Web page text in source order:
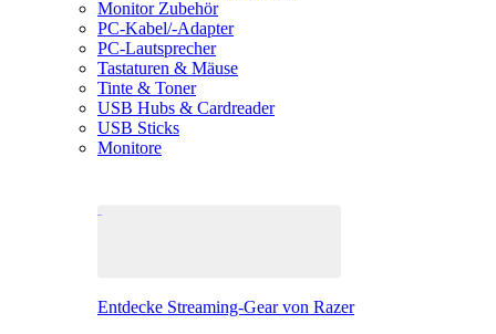
Monitor Zubehör
PC-Kabel/-Adapter
PC-Lautsprecher
Tastaturen & Mäuse
Tinte & Toner
USB Hubs & Cardreader
USB Sticks
Monitore
Entdecke Streaming-Gear von Razer